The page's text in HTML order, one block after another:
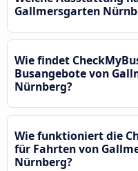
Gallmersgarten
Wie findet
Busangebote von
Nürnberg?
Wie funktioniert die
für Fahrten von
Nürnberg?